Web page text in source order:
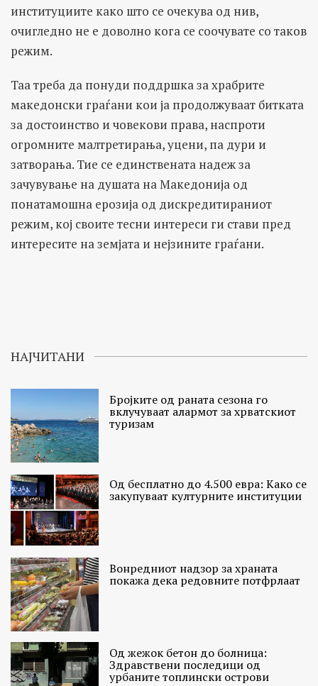
институциите како што се очекува од нив,
очигледно не е доволно кога се соочувате со таков
режим.
Таа треба да понуди поддршка за храбрите
македонски граѓани кои ја продолжуваат битката
за достоинство и човекови права, наспроти
огромните малтретирања, уцени, па дури и
затворања. Тие се единствената надеж за
зачувување на душата на Македонија од
понатамошна ерозија од дискредитираниот
режим, кој своите тесни интереси ги стави пред
интересите на земјата и нејзините граѓани.
НАЈЧИТАНИ
Бројките од раната сезона го
вклучуваат алармот за хрватскиот
туризам
Од бесплатно до 4.500 евра: Како се
закупуваат културните институции
Вонредниот надзор за храната
покажа дека редовните потфрлаат
Од жежок бетон до болница:
Здравствени последици од
урбаните топлински острови